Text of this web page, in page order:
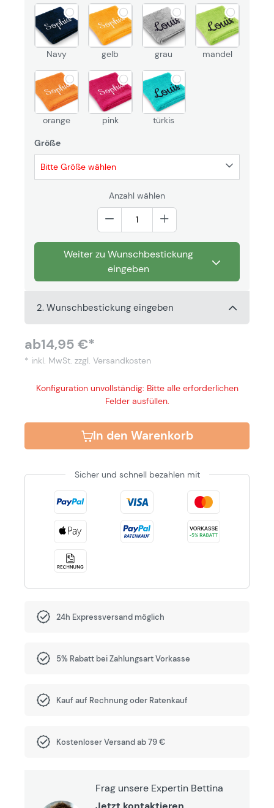
Navy gelb grau mandel
orange pink türkis
Größe
Bitte Größe wählen
Anzahl wählen
Weiter zu Wunschbestickung
eingeben
2. Wunschbestickung eingeben
ab14,95 €*
* inkl. MwSt. zzgl. Versandkosten
Konfiguration unvollständig: Bitte alle erforderlichen
Felder ausfüllen.
In den Warenkorb
Sicher und schnell bezahlen mit
24h Expressversand möglich
5% Rabatt bei Zahlungsart Vorkasse
Kauf auf Rechnung oder Ratenkauf
Kostenloser Versand ab 79 €
Frag unsere Expertin Bettina